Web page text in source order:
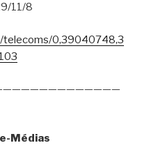
11/8
telecoms/0,39040748,3
Médias